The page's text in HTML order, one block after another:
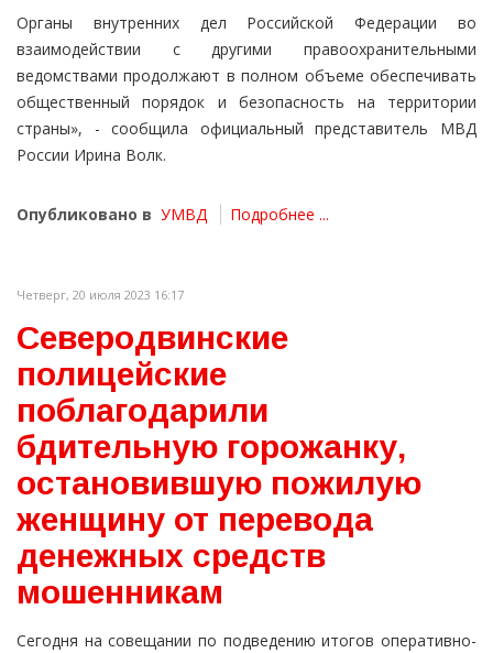
Органы внутренних дел Российской Федерации во
взаимодействии с другими правоохранительными
ведомствами продолжают в полном объеме обеспечивать
общественный порядок и безопасность на территории
страны», - сообщила официальный представитель МВД
России Ирина Волк.
Опубликовано в УМВД Подробнее ...
Четверг, 20 июля 2023 16:17
Северодвинские
полицейские
поблагодарили
бдительную горожанку,
остановившую пожилую
женщину от перевода
денежных средств
мошенникам
Сегодня на совещании по подведению итогов оперативно-